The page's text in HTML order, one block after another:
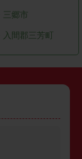
三郷市
入間郡三芳町